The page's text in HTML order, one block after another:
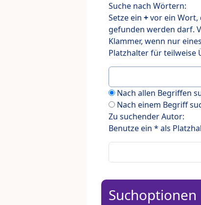
Suche nach Wörtern:
Setze ein +vor ein Wort,
gefunden werden darf.
Klammer, wenn nur
Platzhalter für teilweise
Nach allen Begriffen
Nach einem Begriff
Zu suchender Autor:
Benutze ein * als
Suchoptionen